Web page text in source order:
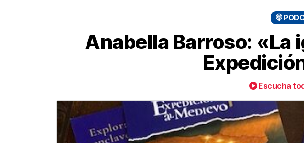
Anabella Barroso: «La
Escucha